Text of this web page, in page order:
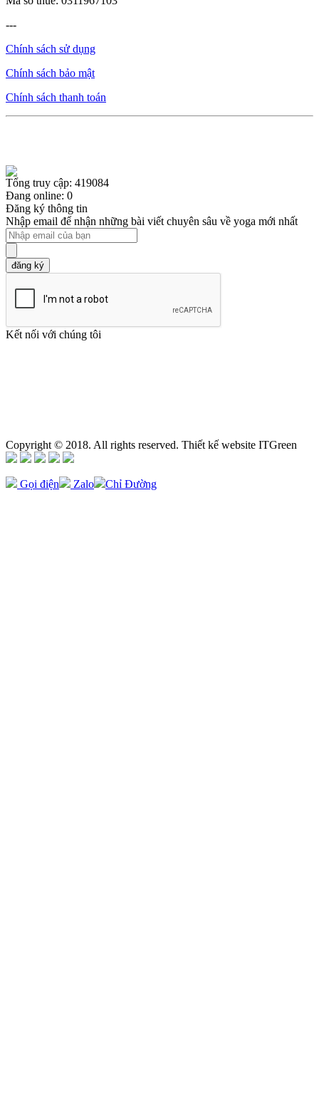
---
Chính sách sử dụng
Chính sách bảo mật
Chính sách thanh toán
Tổng truy cập: 419084
Đang online: 0
Đăng ký thông tin
Nhập email để nhận những bài viết chuyên sâu về yoga mới nhất
đăng ký
Kết nối với chúng tôi
Copyright © 2018. All rights reserved. Thiết kế website ITGreen
Gọi điện Zalo Chỉ Đường